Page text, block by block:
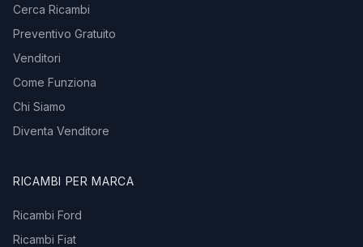
Cerca Ricambi
Preventivo Gratuito
Venditori
Come Funziona
Chi Siamo
Diventa Venditore
RICAMBI PER MARCA
Ricambi Ford
Ricambi Fiat